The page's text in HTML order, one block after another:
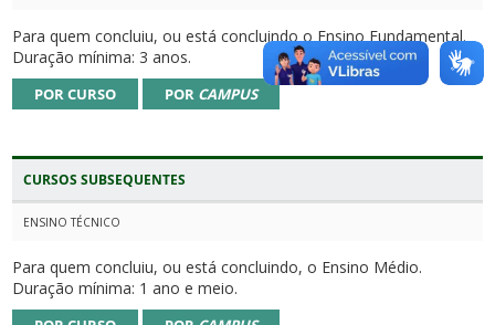
Para quem concluiu, ou está concluindo o Ensino Fundamental.
Duração mínima: 3 anos.
POR CURSO POR CAMPUS
CURSOS SUBSEQUENTES
ENSINO TÉCNICO
Para quem concluiu, ou está concluindo, o Ensino Médio.
Duração mínima: 1 ano e meio.